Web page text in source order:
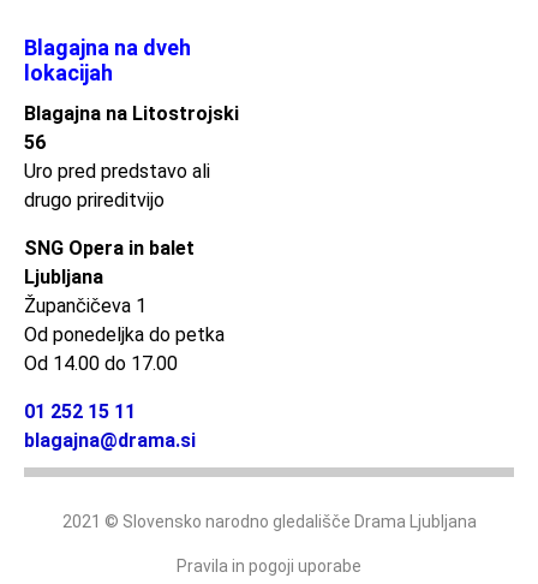
Blagajna na dveh
lokacijah
Blagajna na Litostrojski
56
Uro pred predstavo ali
drugo prireditvijo
SNG Opera in balet
Ljubljana
Župančičeva 1
Od ponedeljka do petka
Od 14.00 do 17.00
01 252 15 11
blagajna@drama.si
2021 © Slovensko narodno gledališče Drama Ljubljana
Pravila in pogoji uporabe